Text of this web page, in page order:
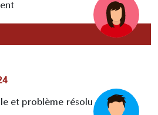
et problème résolu